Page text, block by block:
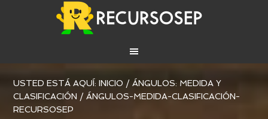
USTED ESTÁ AQUÍ:INICIO / ÁNGULOS: MEDIDA Y
CLASIFICACIÓN / ÁNGULOS-MEDIDA-CLASIFICACIÓN-
RECURSOSEP